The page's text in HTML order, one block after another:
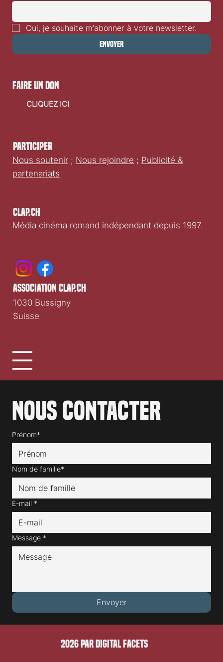
Oui, je souhaite m'abonner à votre newsletter.
Envoyer
Clap.ch
Média cinéma romand indépendant depuis 1997.
Participer
Nous soutenir ; Nous rejoindre ; Publicité &
partenariats
Nous contacter
Prénom*
Nom de famille*
E-mail *
Message *
Envoyer
faire un don
CLIQUEZ ICI
association clap.ch
1030 Bussigny
Suisse
2026 PAR DIGITAL FACETS